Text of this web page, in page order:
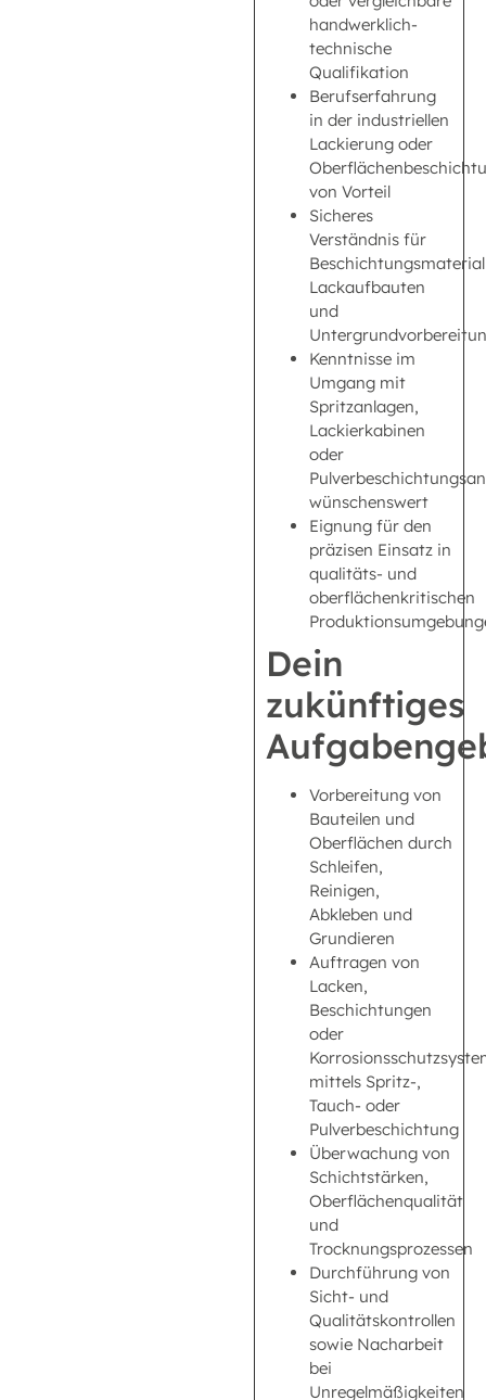
handwerklich-
technische
Qualifikation
Berufserfahrung
in der industriellen
Lackierung oder
von Vorteil
Sicheres
Verständnis für
Lackaufbauten
und
Kenntnisse im
Umgang mit
Spritzanlagen,
Lackierkabinen
oder
wünschenswert
Eignung für den
präzisen Einsatz in
qualitäts- und
oberflächenkritischen
Dein
zukünftiges
Vorbereitung von
Bauteilen und
Oberflächen durch
Schleifen,
Reinigen,
Abkleben und
Grundieren
Auftragen von
Lacken,
Beschichtungen
oder
mittels Spritz-,
Tauch- oder
Pulverbeschichtung
Überwachung von
Schichtstärken,
Oberflächenqualität
und
Trocknungsprozessen
Durchführung von
Sicht- und
Qualitätskontrollen
sowie Nacharbeit
bei
Unregelmäßigkeiten